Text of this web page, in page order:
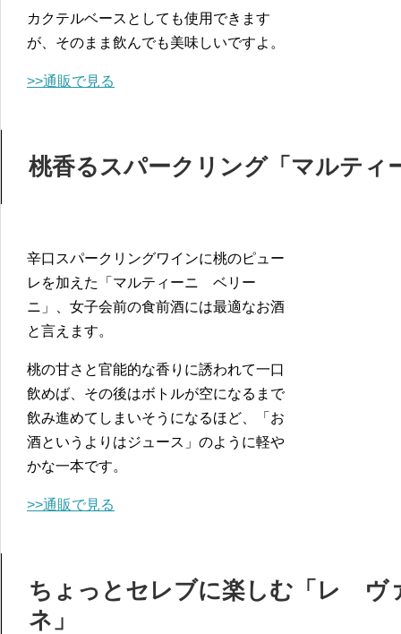
カクテルベースとしても使用できます
が、そのまま飲んでも美味しいですよ。
>>通販で見る
桃香るスパークリング「マルテ
辛口スパークリングワインに桃のピュー
レを加えた「マルティーニ ベリー
ニ」、女子会前の食前酒には最適なお酒
と言えます。
桃の甘さと官能的な香りに誘われて一口
飲めば、その後はボトルが空になるまで
飲み進めてしまいそうになるほど、「お
酒というよりはジュース」のように軽や
かな一本です。
>>通販で見る
ちょっとセレブに楽しむ「レ
ネ」